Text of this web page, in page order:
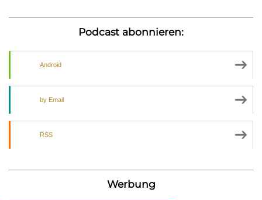
Podcast abonnieren:
Android
by Email
RSS
Werbung